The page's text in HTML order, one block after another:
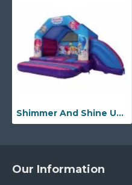
Shimmer And Shine Un Marco Con Tobogan
Our Information